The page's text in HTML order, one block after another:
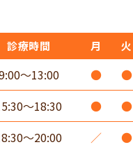
診療時間 月 火
～13:00 ● ●
～18:30
● ●
～20:00
／ ●